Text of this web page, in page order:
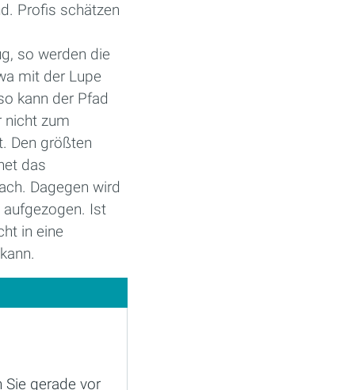
Profis schätzen
so werden die
mit der Lupe
kann der Pfad
nicht zum
Den größten
das
Dagegen wird
aufgezogen. Ist
in eine
gerade vor